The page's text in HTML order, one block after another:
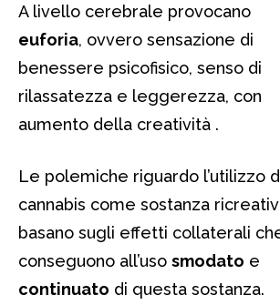
A livello cerebrale provocano
euforia, ovvero sensazione di
benessere psicofisico, senso di
rilassatezza e leggerezza, con
aumento della creatività .
Le polemiche riguardo l’utilizzo
cannabis come sostanza
basano sugli effetti collaterali
conseguono all’uso smodato e
continuato di questa sostanza.